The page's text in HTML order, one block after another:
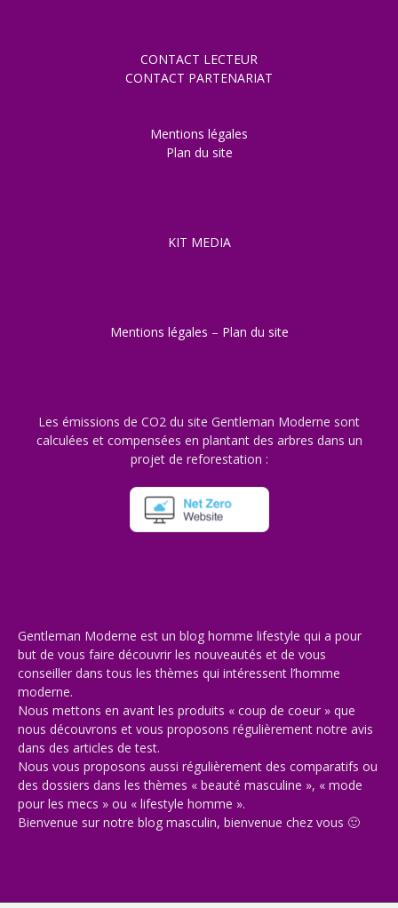
CONTACT LECTEUR
CONTACT PARTENARIAT
Mentions légales
Plan du site
KIT MEDIA
Mentions légales – Plan du site
Les émissions de CO2 du site Gentleman Moderne sont
calculées et compensées en plantant des arbres dans un
projet de reforestation :
Gentleman Moderne est un blog homme lifestyle qui a pour
but de vous faire découvrir les nouveautés et de vous
conseiller dans tous les thèmes qui intéressent l’homme
moderne.
Nous mettons en avant les produits « coup de coeur » que
nous découvrons et vous proposons régulièrement notre avis
dans des articles de test.
Nous vous proposons aussi régulièrement des comparatifs ou
des dossiers dans les thèmes « beauté masculine », « mode
pour les mecs » ou « lifestyle homme ».
Bienvenue sur notre blog masculin, bienvenue chez vous 🙂